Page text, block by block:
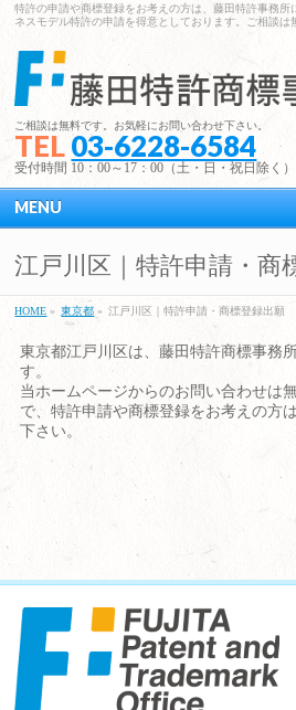
特許の申請や商標登録をお考えの方は、藤田特許事務
ネスモデル特許の申請を得意としております。ご相談は
ご相談は無料です。お気軽にお問い合わせ下さい。
TEL03-6228-6584
受付時間 10：00～17：00（土・日・祝日除く）
MENU
江戸川区｜特許申請・商
HOME » 東京都 » 江戸川区｜特許申請・商標登録出願
東京都江戸川区は、藤田特許商標事務
す。
当ホームページからのお問い合わせは
で、特許申請や商標登録をお考えの方
下さい。